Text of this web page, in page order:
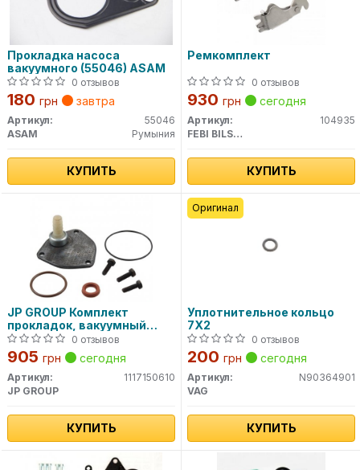
Прокладка насоса
вакуумного (55046) ASAM
0 отзывов
180 грн завтра
Артикул:
55046
ASAM
Румыния
КУПИТЬ
Ремкомплект
0 отзывов
930 грн сегодня
Артикул:
104935
FEBI BILSTEIN
КУПИТЬ
JP GROUP Комплект
прокладок, вакуумный
насос VW 0 отзывов
905 грн сегодня
Артикул:
1117150610
JP GROUP
КУПИТЬ
Уплотнительное кольцо
7Х2
0 отзывов
200 грн сегодня
Артикул:
N90364901
VAG
КУПИТЬ
Оригинал